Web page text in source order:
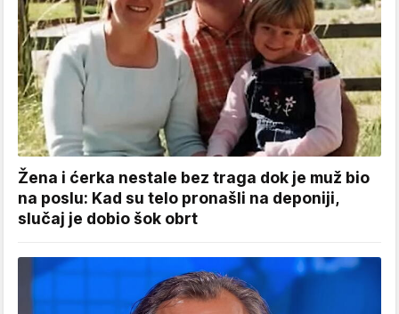
Žena i ćerka nestale bez traga dok je muž bio
na poslu: Kad su telo pronašli na deponiji,
slučaj je dobio šok obrt